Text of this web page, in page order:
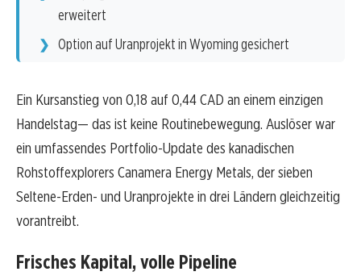
erweitert
Option auf Uranprojekt in Wyoming gesichert
Ein Kursanstieg von 0,18 auf 0,44 CAD an einem einzigen
Handelstag— das ist keine Routinebewegung. Auslöser war
ein umfassendes Portfolio-Update des kanadischen
Rohstoffexplorers Canamera Energy Metals, der sieben
Seltene-Erden- und Uranprojekte in drei Ländern gleichzeitig
vorantreibt.
Frisches Kapital, volle Pipeline